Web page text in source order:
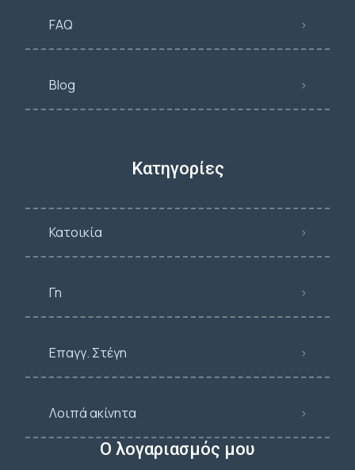
FAQ
Blog
Κατηγορίες
Κατοικία
Γη
Επαγγ. Στέγη
Λοιπά ακίνητα
Ο λογαριασμός μου